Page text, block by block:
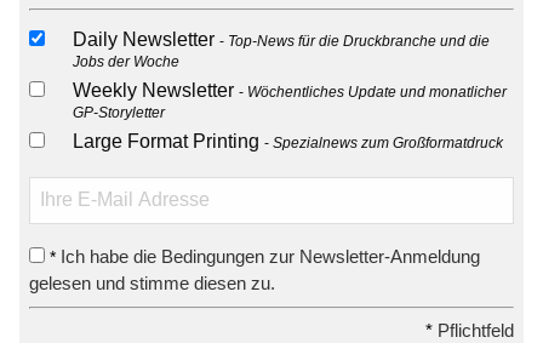
Daily Newsletter
Top-News für die Druckbranche und die
Jobs der Woche
Weekly Newsletter
Wöchentliches Update und monatlicher
GP-Storyletter
Large Format Printing Spezialnews zum Großformatdruck
* Ich habe die Bedingungen zur Newsletter-Anmeldung
gelesen und stimme diesen zu.
* Pflichtfeld